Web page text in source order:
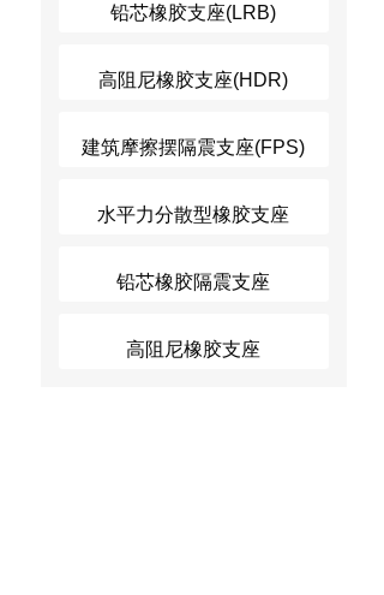
铅芯橡胶支座(LRB)
高阻尼橡胶支座(HDR)
建筑摩擦摆隔震支座(FPS)
水平力分散型橡胶支座
铅芯橡胶隔震支座
高阻尼橡胶支座